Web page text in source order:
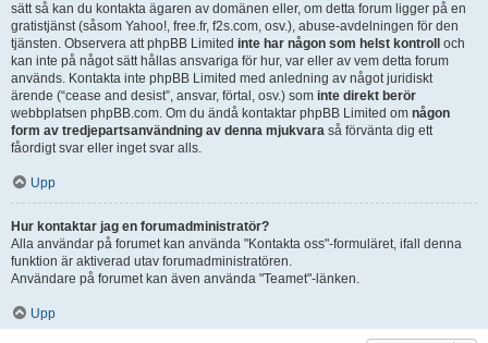
sätt så kan du kontakta ägaren av domänen eller, om detta forum ligger på en
gratistjänst (såsom Yahoo!, free.fr, f2s.com, osv.), abuse-avdelningen för den
tjänsten. Observera att phpBB Limited inte har någon som helst kontroll
och
kan inte på något sätt hållas ansvariga för hur, var eller av vem detta forum
används. Kontakta inte phpBB Limited med anledning av något juridiskt
ärende (“cease and desist”, ansvar, förtal, osv.) som inte direkt berör
webbplatsen phpBB.com. Om du ändå kontaktar phpBB Limited om någon
form av tredjepartsanvändning av denna mjukvara så förvänta dig ett
fåordigt svar eller inget svar alls.
Upp
Hur kontaktar jag en forumadministratör?
Alla användar på forumet kan använda "Kontakta oss"-formuläret, ifall denna
funktion är aktiverad utav forumadministratören.
Användare på forumet kan även använda "Teamet"-länken.
Upp